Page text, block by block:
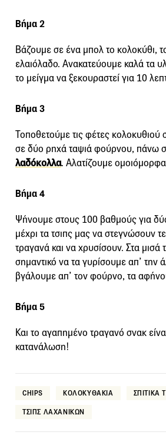
Βήμα 2
Βάζουμε σε ένα μπολ το κολοκύθι,
ελαιόλαδο. Ανακατεύουμε καλά τα
το μείγμα να ξεκουραστεί για 10
Βήμα 3
Τοποθετούμε τις φέτες κολοκυθιού
σε δύο ρηχά ταψιά φούρνου, πάνω
λαδόκολλα. Αλατίζουμε
Βήμα 4
Ψήνουμε στους 100 βαθμούς για
μέχρι τα τσιπς μας να στεγνώσουν
τραγανά και να χρυσίσουν. Στα μισά
σημαντικό να τα γυρίσουμε απ’ την
βγάλουμε απ’ τον φούρνο, τα
Βήμα 5
Και το αγαπημένο τραγανό σνακ
κατανάλωση!
CHIPS ΚΟΛΟΚΥΘΑΚΙΑ ΣΠΙΤΙΚΑ
ΤΣΙΠΣ ΛΑΧΑΝΙΚΩΝ